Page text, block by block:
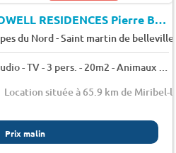
SOWELL RESIDENCES Pierre Blanche
du Nord-Saint martin de belleville
Studio - TV - 3 pers. - 20m2 - Animaux admis
Location située à 65.9 km de Miribel-
Prix malin